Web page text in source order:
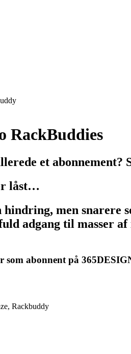
RackBuddies
et abonnement?
låst…
hindring, men snarere
adgang til masser
som abonnent på
Rackbuddy